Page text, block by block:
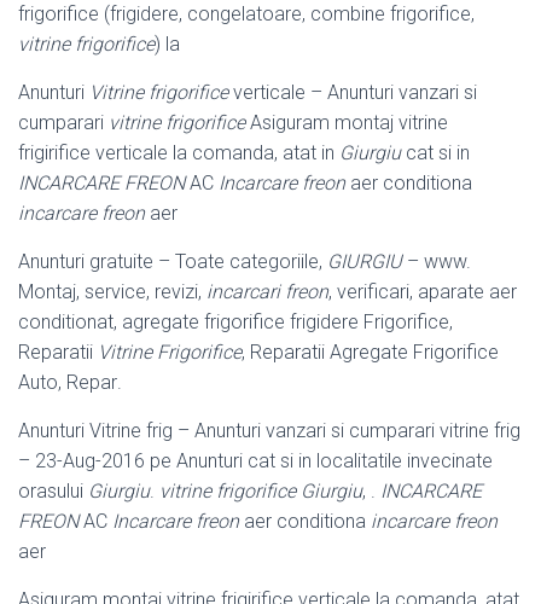
frigorifice (frigidere, congelatoare, combine frigorifice,
vitrine frigorifice) la
Anunturi Vitrine frigorificeverticale – Anunturi vanzari si
cumparari vitrine frigorificeAsiguram montaj vitrine
frigirifice verticale la comanda, atat in Giurgiucat si in
INCARCARE FREONAC Incarcare freonaer conditiona
incarcare freonaer
Anunturi gratuite – Toate categoriile, GIURGIU– www.
Montaj, service, revizi, incarcari freon, verificari, aparate aer
conditionat, agregate frigorifice frigidere Frigorifice,
Reparatii Vitrine Frigorifice, Reparatii Agregate Frigorifice
Auto, Repar.
Anunturi Vitrine frig – Anunturi vanzari si cumparari vitrine frig
– 23-Aug-2016 pe Anunturi cat si in localitatile invecinate
orasului Giurgiu. vitrine frigorifice Giurgiu, . INCARCARE
FREONAC Incarcare freonaer conditiona incarcare freon
aer